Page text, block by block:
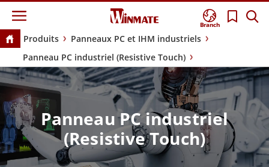
Branch
Produits
Panneaux PC et IHM industriels
Panneau PC industriel (Resistive Touch)
Panneau PC industriel
(Resistive Touch)